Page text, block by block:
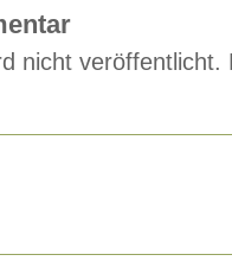
nicht veröffentlicht.